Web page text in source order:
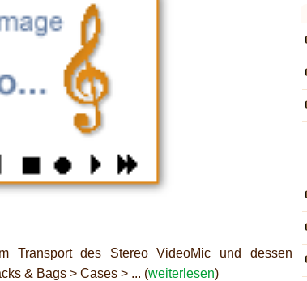
Transport des Stereo VideoMic und dessen
& Bags > Cases > ... (weiterlesen)